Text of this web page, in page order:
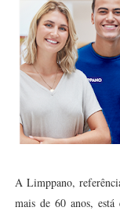
A Limppano,
mais de 60 anos, está